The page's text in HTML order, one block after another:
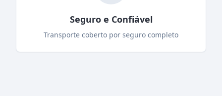
Seguro e Confiável
Transporte coberto por seguro completo